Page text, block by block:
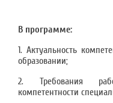
В программе:
1. Актуальность
образовании;
2. Требования
компетентности